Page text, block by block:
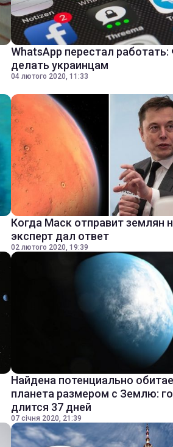
WhatsApp перестал работать:
делать украинцам
04 лютого 2020, 11:33
Когда Маск отправит землян
эксперт дал ответ
02 лютого 2020, 19:39
Найдена потенциально
планета размером с Землю:
длится 37 дней
07 січня 2020, 21:39